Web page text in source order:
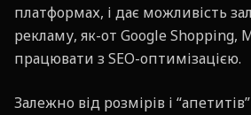
платформах, і дає можливість
рекламу, як-от Google Shopping,
працювати з SEO-оптимізацією.
Залежно від розмірів і